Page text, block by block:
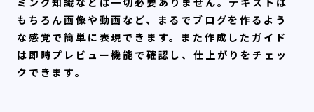
もちろん画像や動画など、まるでブログを作るよう
な感覚で簡単に表現できます。また作成したガイド
は即時プレビュー機能で確認し、仕上がりをチェッ
クできます。